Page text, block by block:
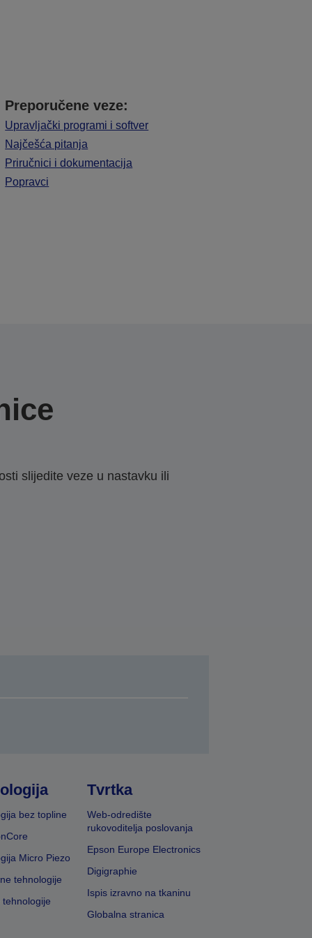
Preporučene veze:
Upravljački programi i softver
Najčešća pitanja
Priručnici i dokumentacija
Popravci
slijedite veze u nastavku ili
bez topline
Micro Piezo
tehnologije
tehnologije
Tvrtka
Web-odredište
rukovoditelja poslovanja
Epson Europe Electronics
Digigraphie
Ispis izravno na tkaninu
Globalna stranica